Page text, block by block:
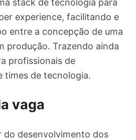
stack de tecnologia para
experience, facilitando e
entre a concepção de uma
produção. Trazendo ainda
profissionais de
times de tecnologia.
vaga
do desenvolvimento dos